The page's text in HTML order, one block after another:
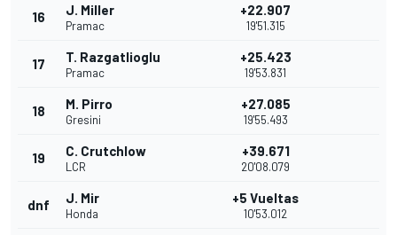
16 J. Miller
Pramac
+22.907
19'51.315
17 T. Razgatlioglu
Pramac
+25.423
19'53.831
18 M. Pirro
Gresini
+27.085
19'55.493
19 C. Crutchlow
LCR
+39.671
20'08.079
dnf J. Mir
Honda
+5 Vueltas
10'53.012